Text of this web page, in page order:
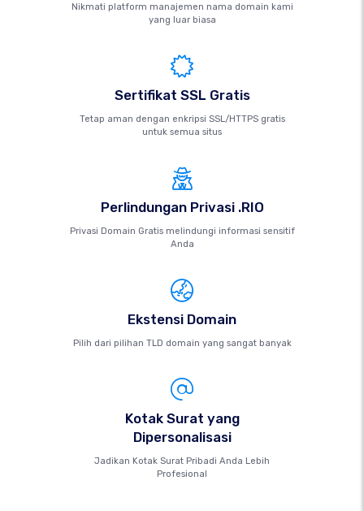
Nikmati platform manajemen nama domain kami
yang luar biasa
Sertifikat SSL Gratis
Tetap aman dengan enkripsi SSL/HTTPS gratis
untuk semua situs
Perlindungan Privasi .RIO
Privasi Domain Gratis melindungi informasi sensitif
Anda
Ekstensi Domain
Pilih dari pilihan TLD domain yang sangat banyak
Kotak Surat yang
Dipersonalisasi
Jadikan Kotak Surat Pribadi Anda Lebih
Profesional